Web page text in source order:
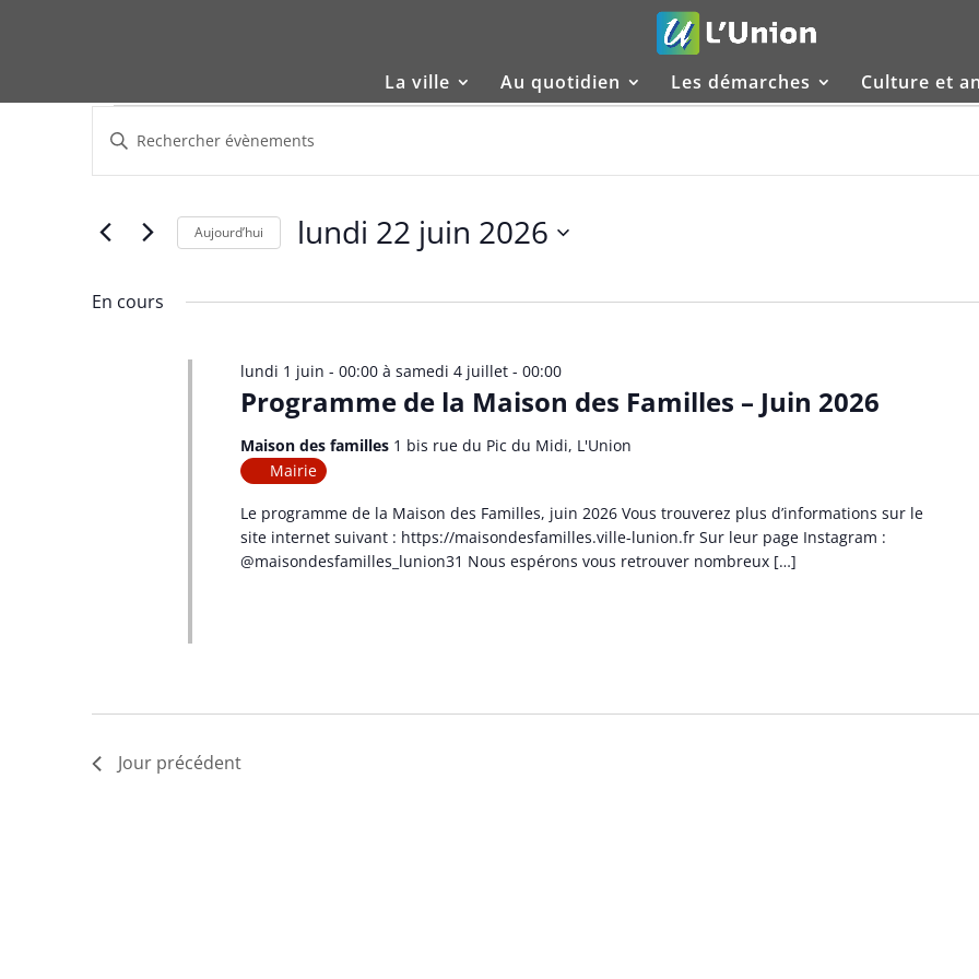
La ville Au quotidien Les démarches Culture et
Évènements
for
lundi
22
juin
2026
Recherche
et
navigation
vues
Évènements
Saisir
clé.
Évènements
clé.
Aujourd’hui lundi 22 juin 2026
En cours
Programme de la Maison des Familles – Juin 2026
lundi 1 juin - 00:00à samedi 4 juillet - 00:00
Maison des familles 1 bis rue du Pic du Midi, L'Union
Mairie
Le programme de la Maison des Familles, juin 2026 Vous trouverez plus d’informations sur le
site internet suivant : https://maisondesfamilles.ville-lunion.fr Sur leur page Instagram :
@maisondesfamilles_lunion31 Nous espérons vous retrouver nombreux […]
Jour précédent